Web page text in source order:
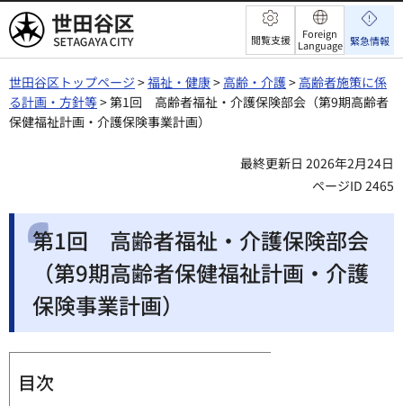
世田谷区 閲覧支援
Foreign
Language 緊急情報
世田谷区トップページ >福祉・健康> 高齢・介護> 高齢者施策に係
る計画・方針等> 第1回 高齢者福祉・介護保険部会（第9期高齢者
保健福祉計画・介護保険事業計画）
最終更新日 2026年2月24日
ページID 2465
第1回 高齢者福祉・介護保険部会
（第9期高齢者保健福祉計画・介護
保険事業計画）
目次